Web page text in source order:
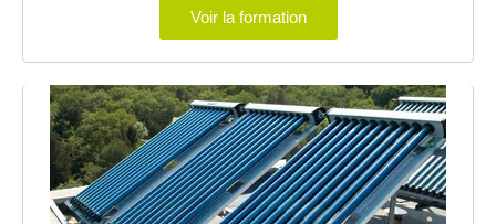
Voir la formation